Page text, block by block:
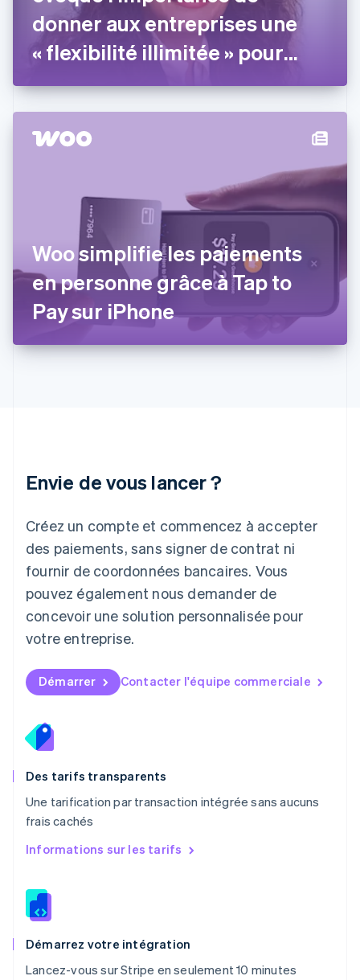
donner aux entreprises une
« flexibilité illimitée » pour
garantir leur réussite
Woo simplifie les paiements
en personne grâce à Tap to
Pay sur iPhone
Envie de vous lancer ?
Créez un compte et commencez à accepter
des paiements, sans signer de contrat ni
fournir de coordonnées bancaires. Vous
pouvez également nous demander de
concevoir une solution personnalisée pour
votre entreprise.
Démarrer Contacter l'équipe commerciale
Des tarifs transparents
Une tarification par transaction intégrée sans aucuns
frais cachés
Informations sur les tarifs
Démarrez votre intégration
Lancez-vous sur Stripe en seulement 10 minutes
Émirats arabes unis
English
Espagne
EspañolEnglish
English
États-Unis
Finlande
Gibraltar
Grèce
English
Hongrie
English
English
English
Deutsch English
Luxembourg
FrançaisDeutsch English
Malaisie
English 简体中文
Malte
English
EspañolEnglish
English
Nouvelle-Zélande
Pays-Bas
Nederlands
English
PortuguêsEnglish
R.A.S. de Hong Kong, Chine
English
Roumanie
Royaume-Uni
English
English简体中文